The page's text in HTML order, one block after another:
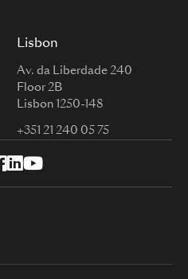
Lisbon
Av. da Liberdade 240
Floor 2B
Lisbon 1250-148
+351 21 240 05 75